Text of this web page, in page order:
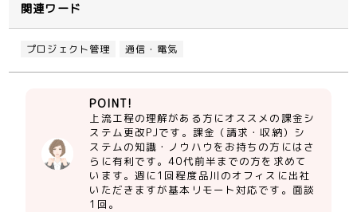
関連ワード
プロジェクト管理 通信・電気
POINT!
上流工程の理解がある方にオススメの課金シ
ステム更改PJです。課金（請求・収納）シ
ステムの知識・ノウハウをお持ちの方にはさ
らに有利です。40代前半までの方を求めて
います。週に1回程度品川のオフィスに出社
いただきますが基本リモート対応です。面談
1回。